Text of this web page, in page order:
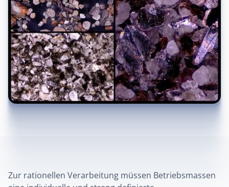
Zur rationellen Verarbeitung müssen Betriebsmassen